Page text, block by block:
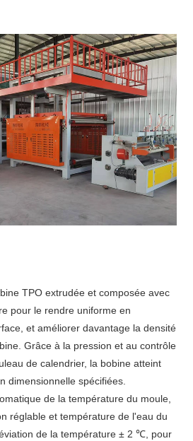
TPO extrudée et composée avec
pour le rendre uniforme en
et améliorer davantage la densité
Grâce à la pression et au contrôle
de calendrier, la bobine atteint
dimensionnelle spécifiées.
de la température du moule,
réglable et température de l'eau du
de la température ± 2 ℃, pour